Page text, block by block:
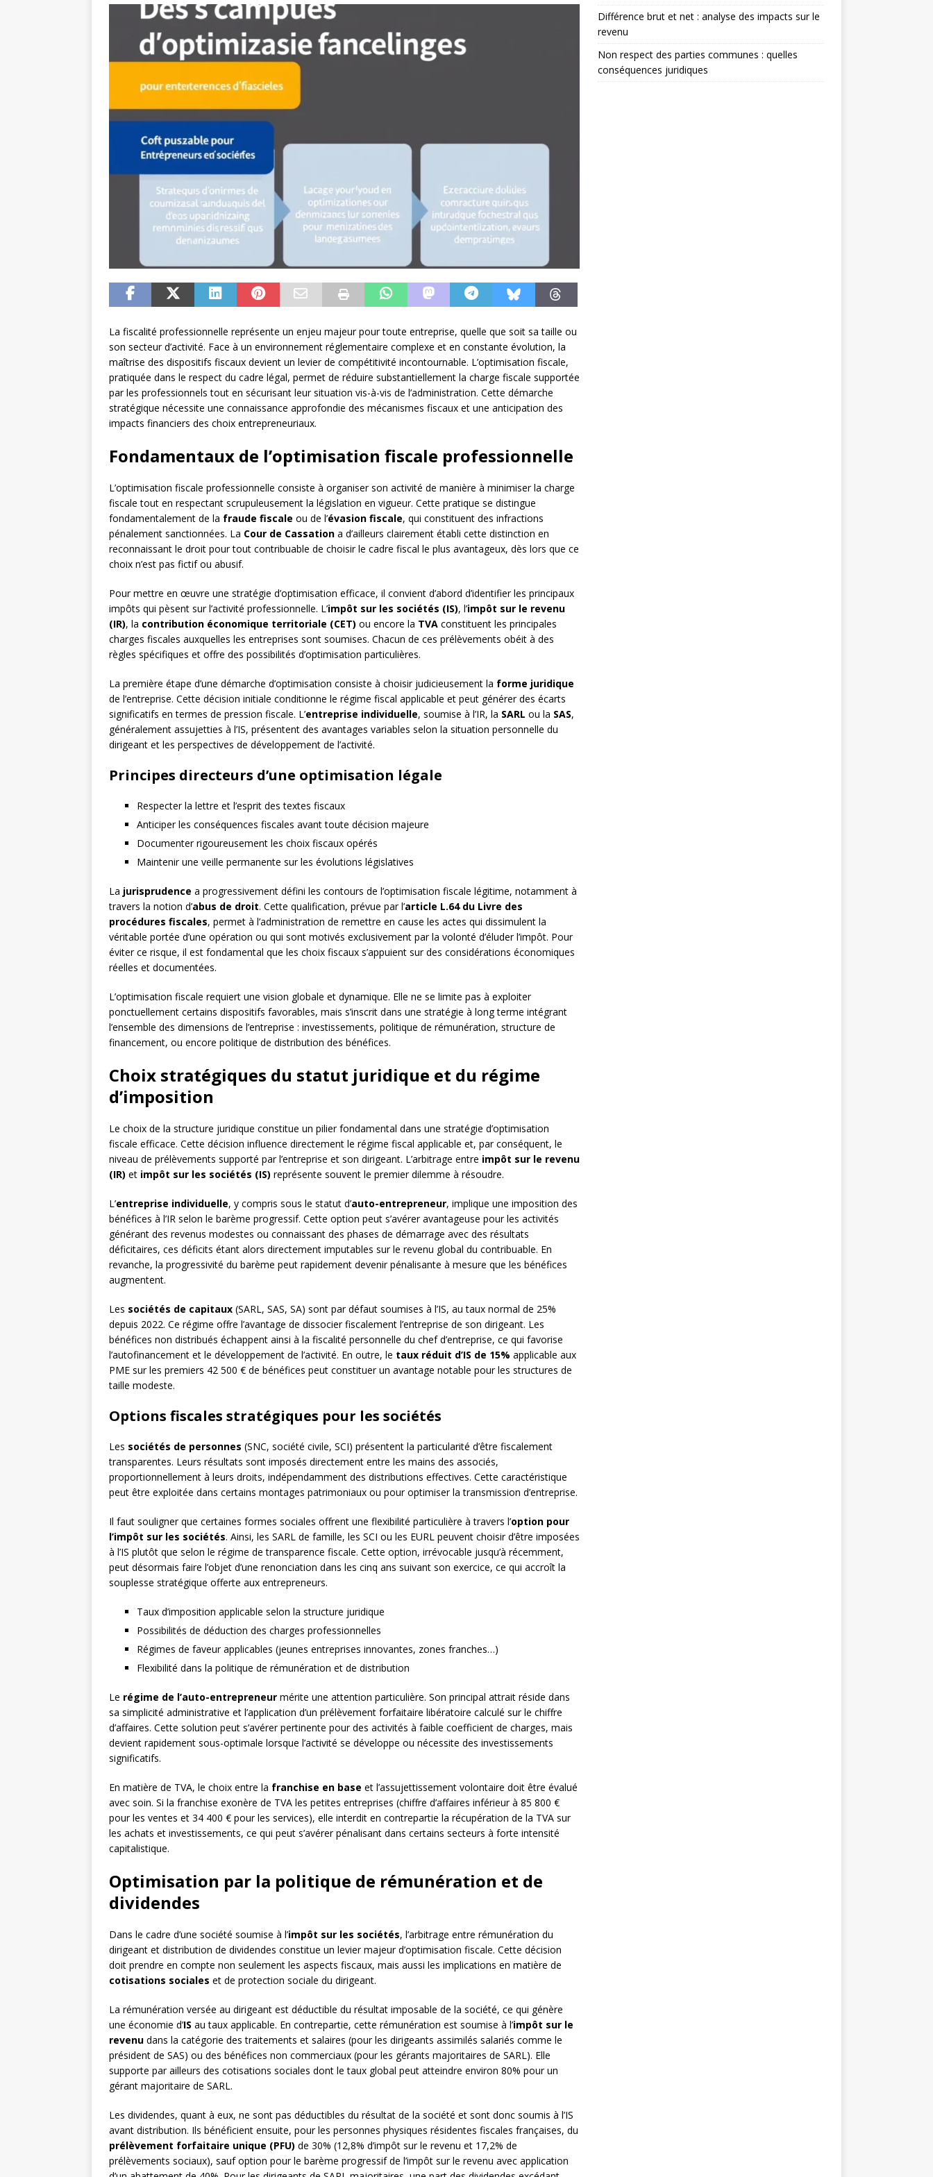
La fiscalité professionnelle représente un enjeu majeur pour toute entreprise, quelle que soit sa taille ou
son secteur d’activité. Face à un environnement réglementaire complexe et en constante évolution, la
maîtrise des dispositifs fiscaux devient un levier de compétitivité incontournable. L’optimisation fiscale,
pratiquée dans le respect du cadre légal, permet de réduire substantiellement la charge fiscale supportée
par les professionnels tout en sécurisant leur situation vis-à-vis de l’administration. Cette démarche
stratégique nécessite une connaissance approfondie des mécanismes fiscaux et une anticipation des
impacts financiers des choix entrepreneuriaux.
Fondamentaux de l’optimisation fiscale professionnelle
L’optimisation fiscale professionnelle consiste à organiser son activité de manière à minimiser la charge
fiscale tout en respectant scrupuleusement la législation en vigueur. Cette pratique se distingue
fondamentalement de la fraude fiscale ou de l’évasion fiscale, qui constituent des infractions
pénalement sanctionnées. La Cour de Cassation a d’ailleurs clairement établi cette distinction en
reconnaissant le droit pour tout contribuable de choisir le cadre fiscal le plus avantageux, dès lors que ce
choix n’est pas fictif ou abusif.
Pour mettre en œuvre une stratégie d’optimisation efficace, il convient d’abord d’identifier les principaux
impôts qui pèsent sur l’activité professionnelle. L’impôt sur les sociétés (IS), l’impôt sur le revenu
(IR), la contribution économique territoriale (CET) ou encore la TVA constituent les principales
charges fiscales auxquelles les entreprises sont soumises. Chacun de ces prélèvements obéit à des
règles spécifiques et offre des possibilités d’optimisation particulières.
La première étape d’une démarche d’optimisation consiste à choisir judicieusement la forme juridique
de l’entreprise. Cette décision initiale conditionne le régime fiscal applicable et peut générer des écarts
significatifs en termes de pression fiscale. L’entreprise individuelle, soumise à l’IR, la SARL ou la SAS,
généralement assujetties à l’IS, présentent des avantages variables selon la situation personnelle du
dirigeant et les perspectives de développement de l’activité.
Principes directeurs d’une optimisation légale
Respecter la lettre et l’esprit des textes fiscaux
Anticiper les conséquences fiscales avant toute décision majeure
Documenter rigoureusement les choix fiscaux opérés
Maintenir une veille permanente sur les évolutions législatives
La jurisprudence a progressivement défini les contours de l’optimisation fiscale légitime, notamment à
travers la notion d’abus de droit. Cette qualification, prévue par l’article L.64 du Livre des
procédures fiscales, permet à l’administration de remettre en cause les actes qui dissimulent la
véritable portée d’une opération ou qui sont motivés exclusivement par la volonté d’éluder l’impôt. Pour
éviter ce risque, il est fondamental que les choix fiscaux s’appuient sur des considérations économiques
réelles et documentées.
L’optimisation fiscale requiert une vision globale et dynamique. Elle ne se limite pas à exploiter
ponctuellement certains dispositifs favorables, mais s’inscrit dans une stratégie à long terme intégrant
l’ensemble des dimensions de l’entreprise : investissements, politique de rémunération, structure de
financement, ou encore politique de distribution des bénéfices.
Choix stratégiques du statut juridique et du régime
d’imposition
Le choix de la structure juridique constitue un pilier fondamental dans une stratégie d’optimisation
fiscale efficace. Cette décision influence directement le régime fiscal applicable et, par conséquent, le
niveau de prélèvements supporté par l’entreprise et son dirigeant. L’arbitrage entre impôt sur le revenu
(IR) et impôt sur les sociétés (IS) représente souvent le premier dilemme à résoudre.
L’entreprise individuelle, y compris sous le statut d’auto-entrepreneur, implique une imposition des
bénéfices à l’IR selon le barème progressif. Cette option peut s’avérer avantageuse pour les activités
générant des revenus modestes ou connaissant des phases de démarrage avec des résultats
déficitaires, ces déficits étant alors directement imputables sur le revenu global du contribuable. En
revanche, la progressivité du barème peut rapidement devenir pénalisante à mesure que les bénéfices
augmentent.
Les sociétés de capitaux (SARL, SAS, SA) sont par défaut soumises à l’IS, au taux normal de 25%
depuis 2022. Ce régime offre l’avantage de dissocier fiscalement l’entreprise de son dirigeant. Les
bénéfices non distribués échappent ainsi à la fiscalité personnelle du chef d’entreprise, ce qui favorise
l’autofinancement et le développement de l’activité. En outre, le taux réduit d’IS de 15% applicable aux
PME sur les premiers 42 500 € de bénéfices peut constituer un avantage notable pour les structures de
taille modeste.
Options fiscales stratégiques pour les sociétés
Les sociétés de personnes (SNC, société civile, SCI) présentent la particularité d’être fiscalement
transparentes. Leurs résultats sont imposés directement entre les mains des associés,
proportionnellement à leurs droits, indépendamment des distributions effectives. Cette caractéristique
peut être exploitée dans certains montages patrimoniaux ou pour optimiser la transmission d’entreprise.
Il faut souligner que certaines formes sociales offrent une flexibilité particulière à travers l’option pour
l’impôt sur les sociétés. Ainsi, les SARL de famille, les SCI ou les EURL peuvent choisir d’être imposées
à l’IS plutôt que selon le régime de transparence fiscale. Cette option, irrévocable jusqu’à récemment,
peut désormais faire l’objet d’une renonciation dans les cinq ans suivant son exercice, ce qui accroît la
souplesse stratégique offerte aux entrepreneurs.
Taux d’imposition applicable selon la structure juridique
Possibilités de déduction des charges professionnelles
Régimes de faveur applicables (jeunes entreprises innovantes, zones franches…)
Flexibilité dans la politique de rémunération et de distribution
Le régime de l’auto-entrepreneur mérite une attention particulière. Son principal attrait réside dans
sa simplicité administrative et l’application d’un prélèvement forfaitaire libératoire calculé sur le chiffre
d’affaires. Cette solution peut s’avérer pertinente pour des activités à faible coefficient de charges, mais
devient rapidement sous-optimale lorsque l’activité se développe ou nécessite des investissements
significatifs.
En matière de TVA, le choix entre la franchise en base et l’assujettissement volontaire doit être évalué
avec soin. Si la franchise exonère de TVA les petites entreprises (chiffre d’affaires inférieur à 85 800 €
pour les ventes et 34 400 € pour les services), elle interdit en contrepartie la récupération de la TVA sur
les achats et investissements, ce qui peut s’avérer pénalisant dans certains secteurs à forte intensité
capitalistique.
Optimisation par la politique de rémunération et de
dividendes
Dans le cadre d’une société soumise à l’impôt sur les sociétés, l’arbitrage entre rémunération du
dirigeant et distribution de dividendes constitue un levier majeur d’optimisation fiscale. Cette décision
doit prendre en compte non seulement les aspects fiscaux, mais aussi les implications en matière de
cotisations sociales et de protection sociale du dirigeant.
La rémunération versée au dirigeant est déductible du résultat imposable de la société, ce qui génère
une économie d’IS au taux applicable. En contrepartie, cette rémunération est soumise à l’impôt sur le
revenu dans la catégorie des traitements et salaires (pour les dirigeants assimilés salariés comme le
président de SAS) ou des bénéfices non commerciaux (pour les gérants majoritaires de SARL). Elle
supporte par ailleurs des cotisations sociales dont le taux global peut atteindre environ 80% pour un
gérant majoritaire de SARL.
Les dividendes, quant à eux, ne sont pas déductibles du résultat de la société et sont donc soumis à l’IS
avant distribution. Ils bénéficient ensuite, pour les personnes physiques résidentes fiscales françaises, du
prélèvement forfaitaire unique (PFU) de 30% (12,8% d’impôt sur le revenu et 17,2% de
prélèvements sociaux), sauf option pour le barème progressif de l’impôt sur le revenu avec application
Différence brut et net : analyse des impacts sur le
revenu
Non respect des parties communes : quelles
conséquences juridiques